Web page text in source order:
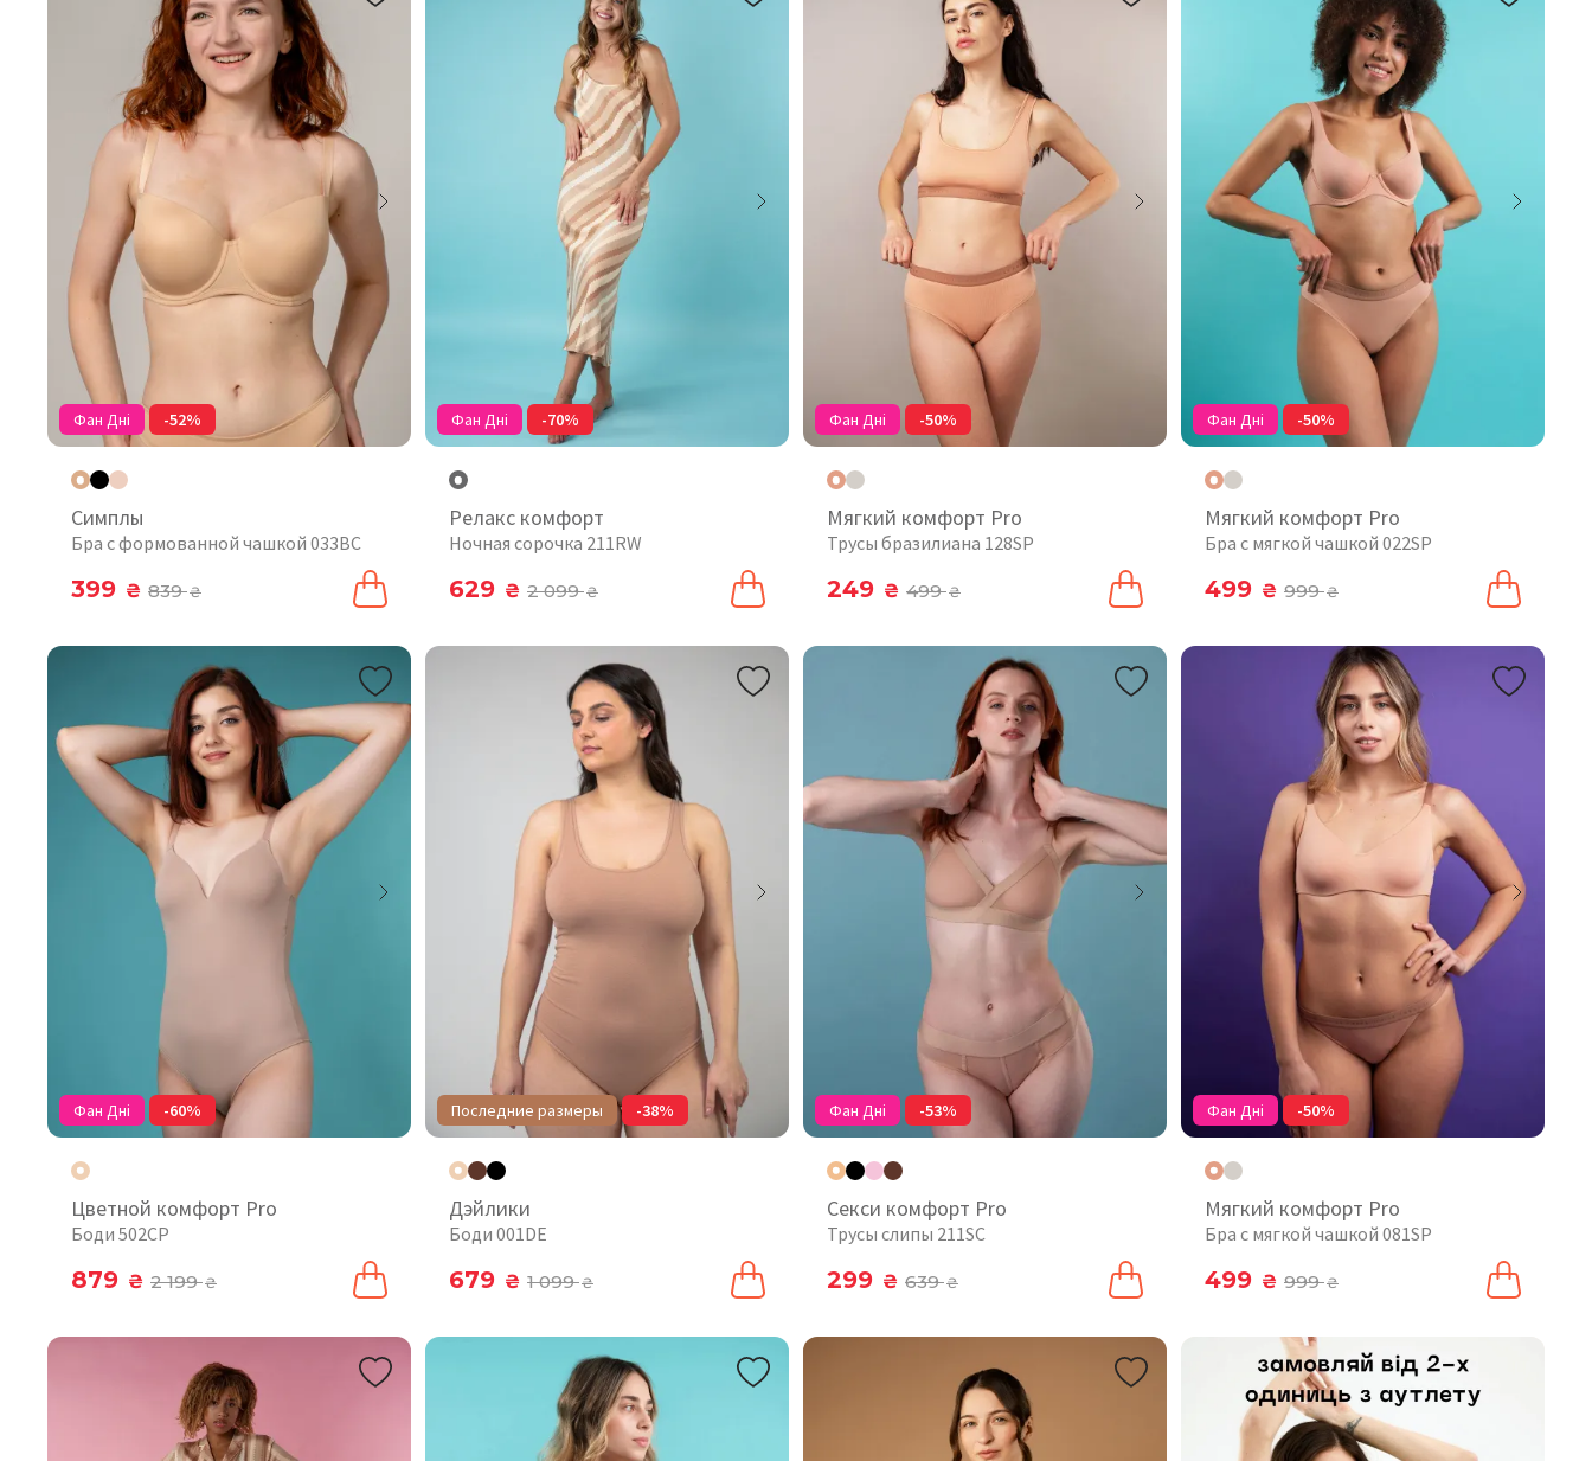
Фан Дні -52%
Симплы
Бра с формованной чашкой 033BC
399 ₴ 839₴
Фан Дні -70%
Релакс комфорт
Ночная сорочка 211RW
629 ₴ 2 099₴
Фан Дні -50%
Мягкий комфорт Pro
Трусы бразилиана 128SP
249 ₴ 499₴
Фан Дні -50%
Мягкий комфорт Pro
Бра с мягкой чашкой 022SP
499 ₴ 999₴
Фан Дні -60%
Цветной комфорт Pro
Боди 502CP
879 ₴ 2 199₴
Последние размеры -38%
Дэйлики
Боди 001DE
679 ₴ 1 099₴
Фан Дні -53%
Секси комфорт Pro
Трусы слипы 211SC
299 ₴ 639₴
Фан Дні -50%
Мягкий комфорт Pro
Бра с мягкой чашкой 081SP
499 ₴ 999₴